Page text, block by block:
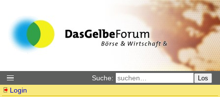
Suche: Los
Login